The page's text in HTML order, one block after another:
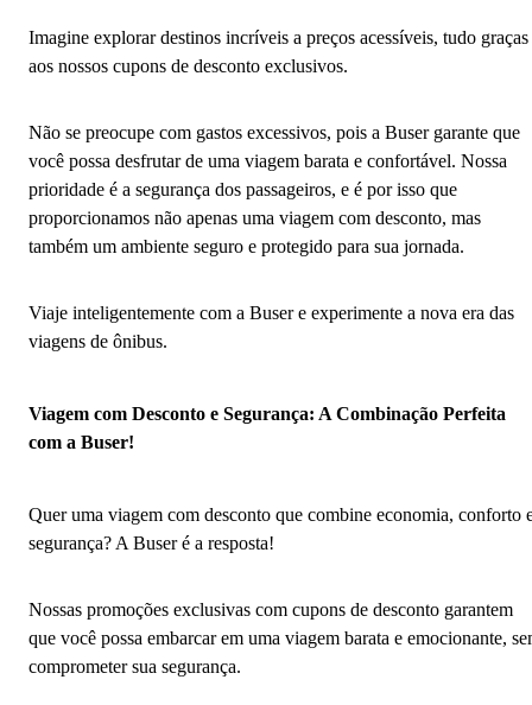
Imagine explorar destinos incríveis a preços acessíveis, tudo graças
aos nossos cupons de desconto exclusivos.
Não se preocupe com gastos excessivos, pois a Buser garante que
você possa desfrutar de uma viagem barata e confortável. Nossa
prioridade é a segurança dos passageiros, e é por isso que
proporcionamos não apenas uma viagem com desconto, mas
também um ambiente seguro e protegido para sua jornada.
Viaje inteligentemente com a Buser e experimente a nova era das
viagens de ônibus.
Viagem com Desconto e Segurança: A Combinação Perfeita
com a Buser!
Quer uma viagem com desconto que combine economia, conforto
segurança? A Buser é a resposta!
Nossas promoções exclusivas com cupons de desconto garantem
que você possa embarcar em uma viagem barata e emocionante,
comprometer sua segurança.